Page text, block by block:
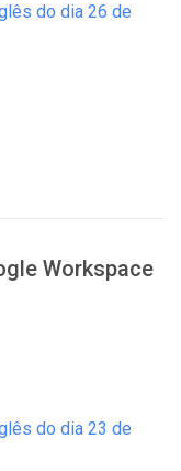
do dia 26 de
Workspace
do dia 23 de